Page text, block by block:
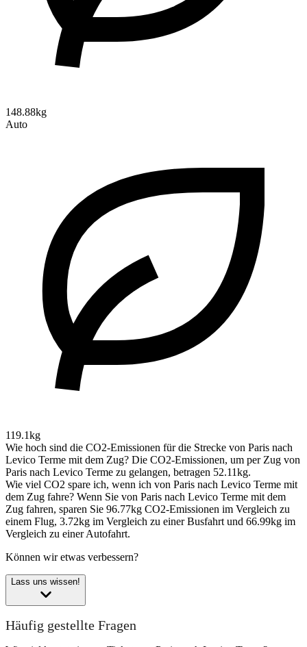
148.88kg
Auto
119.1kg
Wie hoch sind die CO2-Emissionen für die Strecke von Paris nach
Levico Terme mit dem Zug? Die CO2-Emissionen, um per Zug von
Paris nach Levico Terme zu gelangen, betragen 52.11kg.
Wie viel CO2 spare ich, wenn ich von Paris nach Levico Terme mit
dem Zug fahre? Wenn Sie von Paris nach Levico Terme mit dem
Zug fahren, sparen Sie 96.77kg CO2-Emissionen im Vergleich zu
einem Flug, 3.72kg im Vergleich zu einer Busfahrt und 66.99kg im
Vergleich zu einer Autofahrt.
Können wir etwas verbessern?
Lass uns wissen!
Häufig gestellte Fragen